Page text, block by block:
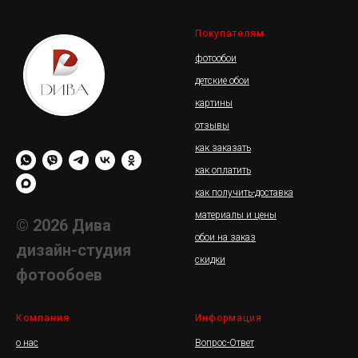
© 2026 Дива
дизайн-студия
фотообоев
Покупателям
фотообои
детские обои
картины
отзывы
как заказать
как оплатить
как получить-доставка
материалы и цены
обои на заказ
скидки
Компания
о нас
Информация
Вопрос-Ответ